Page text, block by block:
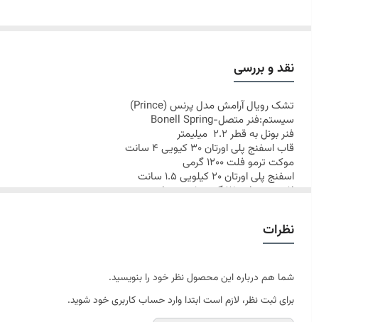
نقد و بررسی
تشکرویال آرامش مدل پرنس(
Prince
)
سیستم:فنر متصل-Bonell Spring
فنر بونل به قطر 2.2 میلیمتر
قاب اسفنج پلی اورتان 30 کیویی 4 سانت
موکت ترمو فلت 1200 گرمی
اسفنج پلی اورتان 20 کیلویی 1.5 سانت
لایه ترمو باند 25 گرمی ضد حساسیت
تقویت گوشه ها
ارتفاع تشک 20 سانتی متر
ارسال کالای خواب متین تا کمتر از 7 روز کاری آینده از طریق باربری
نظرات
شما هم درباره این محصول نظر خود را بنویسید.
برای ثبت نظر، لازم است ابتدا وارد حساب کاربری خود شوید.